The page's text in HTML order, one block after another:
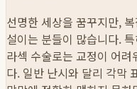
선명한 세상을 꿈꾸지만,
설이는 분들이 많습니다.
라섹 수술로는 교정이 어
다. 일반 난시와 달리 각막